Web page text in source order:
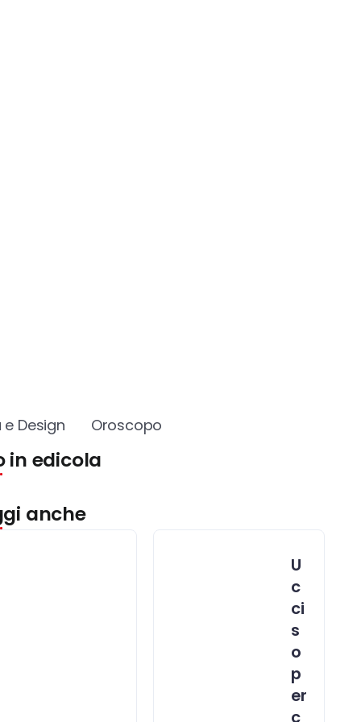
Design Oroscopo
in edicola
anche
U
c
ci
s
o
p
er
c